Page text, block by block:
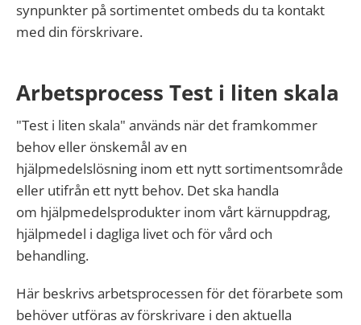
synpunkter på sortimentet ombeds du ta kontakt
med din förskrivare.
Arbetsprocess Test i liten skala
"Test i liten skala" används när det framkommer
behov eller önskemål av en
hjälpmedelslösning inom ett nytt sortimentsområde
eller utifrån ett nytt behov. Det ska handla
om hjälpmedelsprodukter inom vårt kärnuppdrag,
hjälpmedel i dagliga livet och för vård och
behandling.
Här beskrivs arbetsprocessen för det förarbete som
behöver utföras av förskrivare i den aktuella